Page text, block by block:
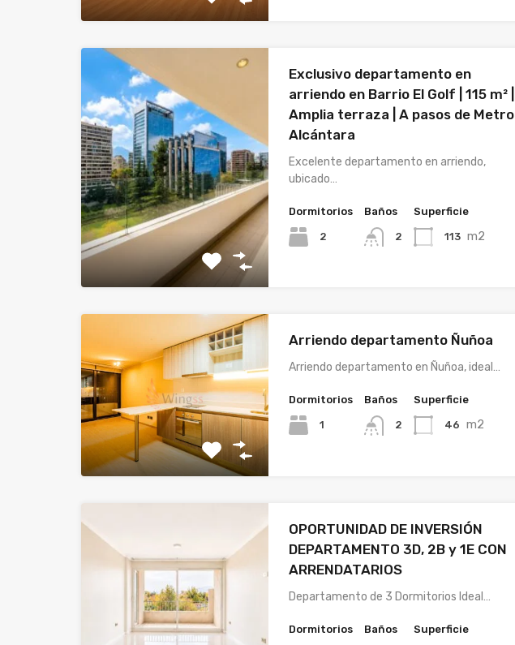
Exclusivo departamento en
arriendo en Barrio El Golf | 115 m² |
Amplia terraza | A pasos de Metro
Alcántara
Excelente departamento en arriendo,
ubicado…
Dormitorios
2
Baños
2
Superficie
113 m2
Arriendo departamento Ñuñoa
Arriendo departamento en Ñuñoa, ideal…
Dormitorios
1
Baños
2
Superficie
46 m2
OPORTUNIDAD DE INVERSIÓN
DEPARTAMENTO 3D, 2B y 1E CON
ARRENDATARIOS
Departamento de 3 Dormitorios Ideal…
Dormitorios Baños Superficie